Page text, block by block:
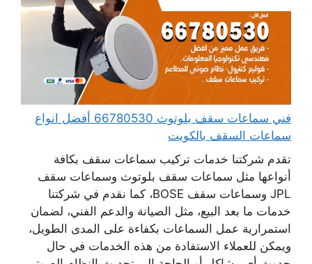
فني سماعات سقف بلوتوث 66780530 أفضل انواع
سماعات السقف بالكويت
تقدم شركتنا خدمات تركيب سماعات سقف بكافة
أنواعها مثل سماعات سقف بلوتوث وسماعات سقف
JPL وسماعات سقف BOSE، كما نقدم في شركتنا
خدمات ما بعد البيع، مثل الصيانة والدعم الفني، لضمان
استمرارية عمل السماعات بكفاءة على المدى الطويل،
ويمكن للعملاء الاستفادة من هذه الخدمات في حال